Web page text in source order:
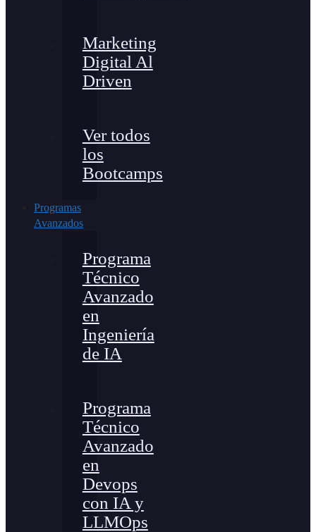
Marketing
Digital Al
Driven
Ver todos
los
Bootcamps
Programas
Avanzados
Programa
Técnico
Avanzado
en
Ingeniería
de IA
Programa
Técnico
Avanzado
en
Devops
con IA y
LLMOps